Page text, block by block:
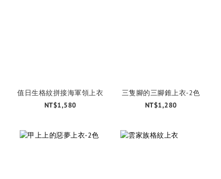
值日生格紋拼接海軍領上衣
NT$1,580
三隻腳的三腳錐上衣-2色
NT$1,280